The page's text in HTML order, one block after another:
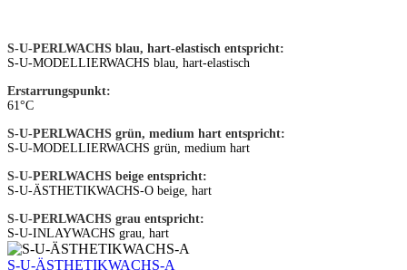
S-U-PERLWACHS blau, hart-elastisch entspricht:
S-U-MODELLIER­WACHS blau, hart-elastisch
Erstarrungspunkt:
61°C
S-U-PERLWACHS grün, medium hart entspricht:
S-U-MODELLIERWACHS grün, medium hart
S-U-PERLWACHS beige entspricht:
S-U-ÄSTHETIKWACHS-O beige, hart
S-U-PERLWACHS grau entspricht:
S-U-INLAYWACHS grau, hart
S-U-ÄSTHETIKWACHS-A